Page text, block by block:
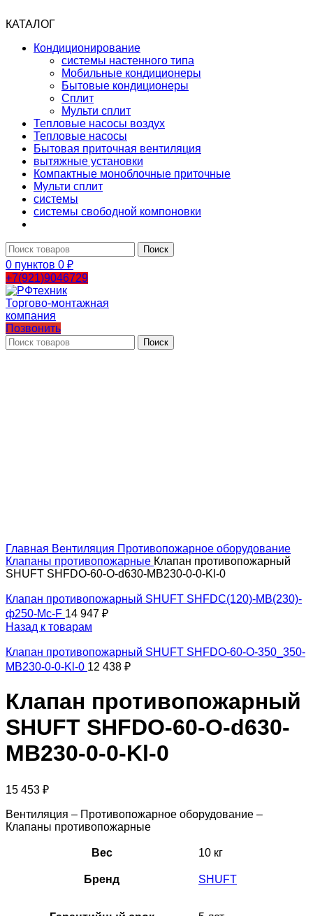
КАТАЛОГ
Кондиционирование
системы настенного типа
Мобильные кондиционеры
Бытовые кондиционеры
Сплит
Мульти сплит
Тепловые насосы воздух
Тепловые насосы
Бытовая приточная вентиляция
вытяжные установки
Компактные моноблочные приточные
Мульти сплит
системы
системы свободной компоновки
Поиск
0 пунктов 0 ₽
+7(921)9046729
Позвонить
Поиск
Главная Вентиляция Противопожарное оборудование
Клапаны противопожарные Клапан противопожарный
SHUFT SHFDO-60-O-d630-MB230-0-0-Kl-0
Клапан противопожарный SHUFT SHFDC(120)-MB(230)-
ф250-Мс-F 14 947 ₽
Назад к товарам
Клапан противопожарный SHUFT SHFDO-60-O-350_350-
MB230-0-0-Kl-0 12 438 ₽
Клапан противопожарный
SHUFT SHFDO-60-O-d630-
MB230-0-0-Kl-0
15 453 ₽
Вентиляция – Противопожарное оборудование –
Клапаны противопожарные
Вес 10 кг
Бренд SHUFT